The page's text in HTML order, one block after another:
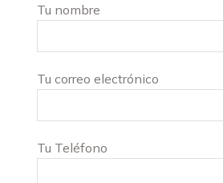
Tu nombre
Tu correo electrónico
Tu Teléfono